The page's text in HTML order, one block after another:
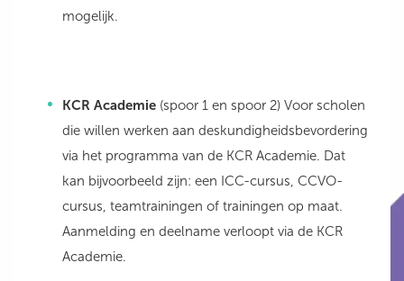
mogelijk.
KCR Academie (spoor 1 en spoor 2) Voor scholen
die willen werken aan deskundigheidsbevordering
via het programma van de KCR Academie. Dat
kan bijvoorbeeld zijn: een ICC-cursus, CCVO-
cursus, teamtrainingen of trainingen op maat.
Aanmelding en deelname verloopt via de KCR
Academie.